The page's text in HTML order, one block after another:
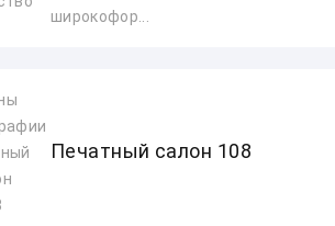
широкофор...
Печатный салон 108